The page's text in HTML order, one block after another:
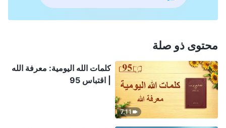
محتوى ذو صلة
7:11
كلمات الله اليومية: معرفة الله
| اقتباس 95